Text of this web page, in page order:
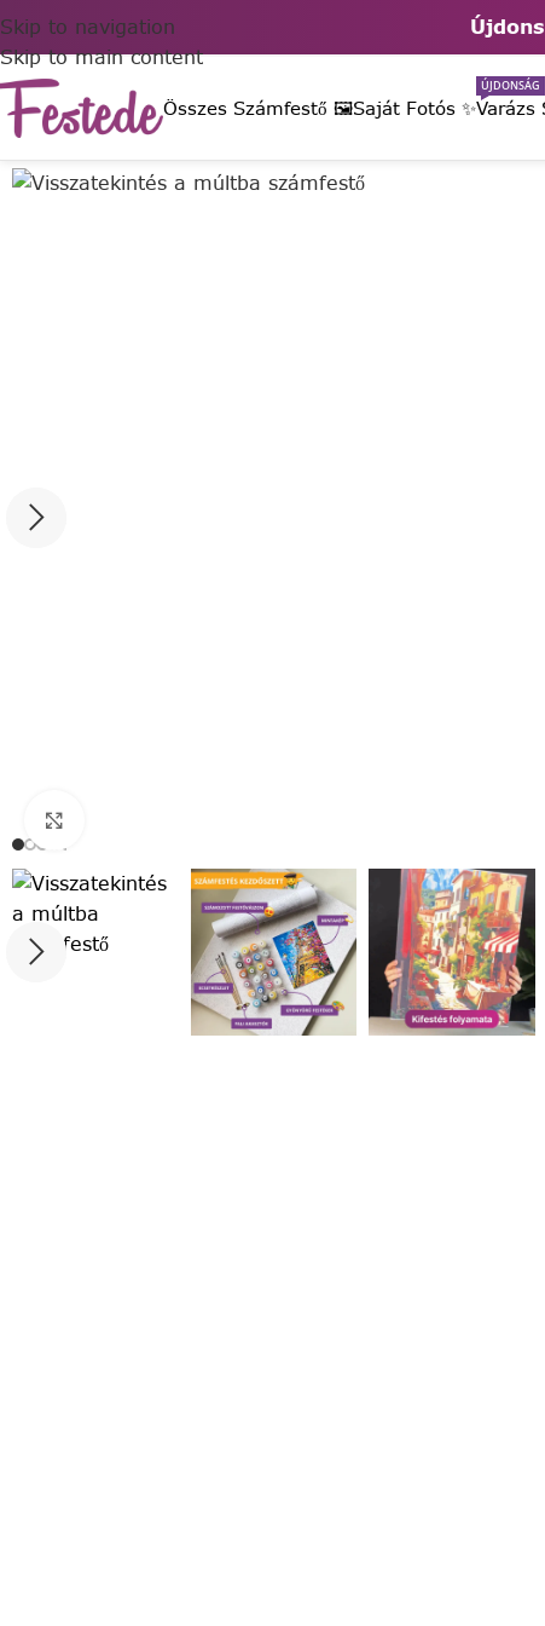
Skip to navigation
Skip to main content
Összes Számfestő 🖼️Saját Fotós ✨Varázs
ÚJDONSÁG